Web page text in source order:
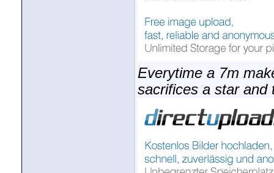
Everytime a 7m
sacrifices a star and